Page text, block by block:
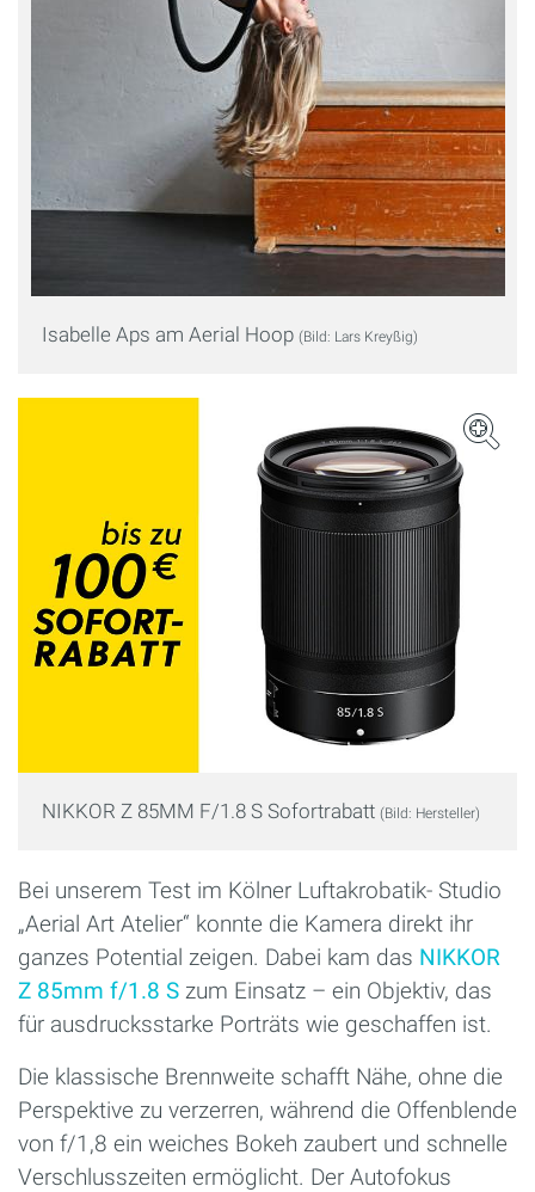
Isabelle Aps am Aerial Hoop (Bild: Lars Kreyßig)
NIKKOR Z 85MM F/1.8 S Sofortrabatt (Bild: Hersteller)
Bei unserem Test im Kölner Luftakrobatik- Studio
„Aerial Art Atelier“ konnte die Kamera direkt ihr
ganzes Potential zeigen. Dabei kam das NIKKOR
Z 85mm f/1.8 S zum Einsatz – ein Objektiv, das
für ausdrucksstarke Porträts wie geschaffen ist.
Die klassische Brennweite schafft Nähe, ohne die
Perspektive zu verzerren, während die Offenblende
von f/1,8 ein weiches Bokeh zaubert und schnelle
Verschlusszeiten ermöglicht. Der Autofokus